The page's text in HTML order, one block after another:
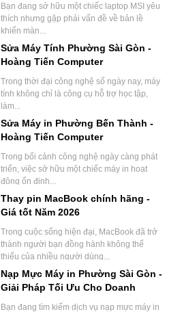
Bạn đang sở hữu một chiếc laptop MSI yêu
thích nhưng gặp phải vấn đề về bản lề
khiến màn...
Sửa Máy Tính Phường Sài Gòn -
Hoàng Tiến Computer
Trong thời đại công nghệ số ngày nay, máy
tính không chỉ là công cụ hỗ trợ học tập,
làm...
Sửa Máy in Phường Bến Thành -
Hoàng Tiến Computer
Trong bối cảnh công nghệ ngày càng phát
triển, việc sở hữu một chiếc máy in hoạt
động ổn định...
Thay pin MacBook chính hãng -
Giá tốt Năm 2026
Trong cuộc sống hiện đại, MacBook đã trở
thành người bạn đồng hành không thể
thiếu của nhiều người dùng...
Nạp Mực Máy in Phường Sài Gòn -
Giải Pháp Tối Ưu Cho Doanh
Bạn đang tìm kiếm dịch vụ nạp mực máy in